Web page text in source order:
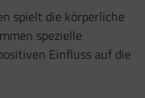
spielt die körperliche
spezielle
Einfluss auf die